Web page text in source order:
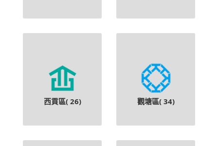
西貢區( 26) 觀塘區( 34)